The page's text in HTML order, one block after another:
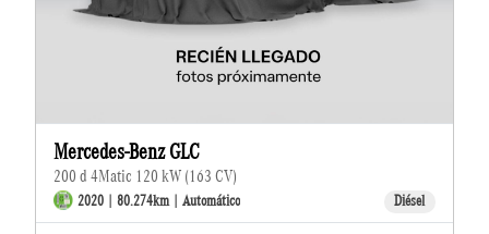
Mercedes-Benz GLC
200 d 4Matic 120 kW (163 CV)
2020 | 80.274km | Automático Diésel